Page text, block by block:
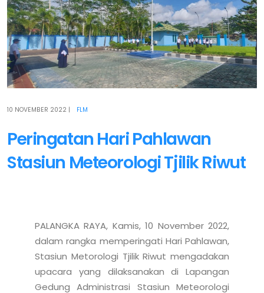
10 NOVEMBER 2022 | FLM
Peringatan Hari Pahlawan
Stasiun Meteorologi Tjilik Riwut
PALANGKA RAYA, Kamis, 10 November 2022,
dalam rangka memperingati Hari Pahlawan,
Stasiun Metorologi Tjilik Riwut mengadakan
upacara yang dilaksanakan di Lapangan
Gedung Administrasi Stasiun Meteorologi